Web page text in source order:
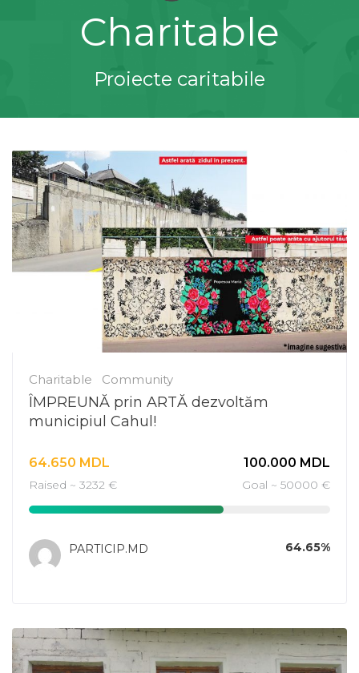
Charitable
Proiecte caritabile
Charitable Community
ÎMPREUNĂ prin ARTĂ dezvoltăm
municipiul Cahul!
64.650 MDL
Raised ~ 3232 €
100.000 MDL
Goal ~ 50000 €
PARTICIP.MD 64.65%